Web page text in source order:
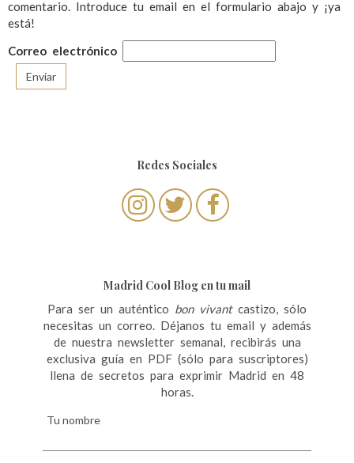
comentario. Introduce tu email en el formulario abajo y ¡ya
está!
Correo electrónico
Redes Sociales
Madrid Cool Blog en tu mail
Para ser un auténtico bon vivantcastizo, sólo
necesitas un correo. Déjanos tu email y además
de nuestra newsletter semanal, recibirás una
exclusiva guía en PDF (sólo para suscriptores)
llena de secretos para exprimir Madrid en 48
horas.
Tu nombre